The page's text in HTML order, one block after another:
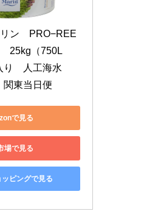
ン　PRO−REE
25kg（750L
り　人工海水
関東当日便
で見る
場で見る
ピングで見る